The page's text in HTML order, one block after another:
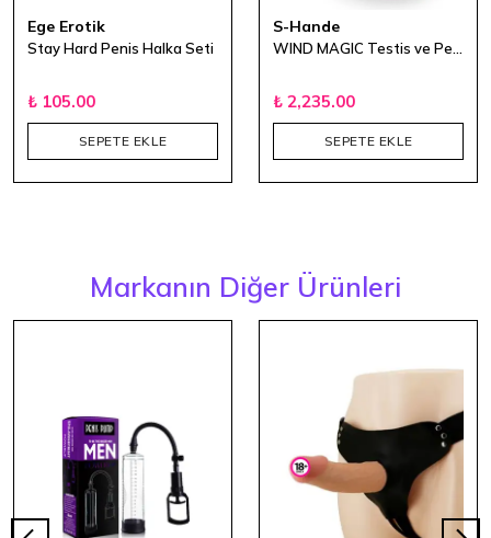
Ege Erotik
Stay Hard Penis Halka Seti
₺ 105.00
SEPETE EKLE
S-Hande
₺ 2,235.00
SEPETE EKLE
Markanın Diğer Ürünleri